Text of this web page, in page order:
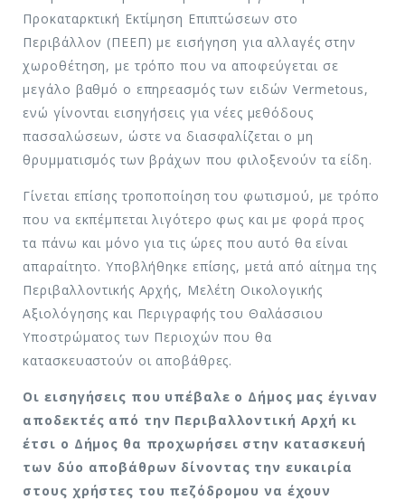
Προκαταρκτική Εκτίμηση Επιπτώσεων στο
Περιβάλλον (ΠΕΕΠ) με εισήγηση για αλλαγές στην
χωροθέτηση, με τρόπο που να αποφεύγεται σε
μεγάλο βαθμό ο επηρεασμός των ειδών Vermetous,
ενώ γίνονται εισηγήσεις για νέες μεθόδους
πασσαλώσεων, ώστε να διασφαλίζεται ο μη
θρυμματισμός των βράχων που φιλοξενούν τα είδη.
Γίνεται επίσης τροποποίηση του φωτισμού, με τρόπο
που να εκπέμπεται λιγότερο φως και με φορά προς
τα πάνω και μόνο για τις ώρες που αυτό θα είναι
απαραίτητο. Υποβλήθηκε επίσης, μετά από αίτημα της
Περιβαλλοντικής Αρχής, Μελέτη Οικολογικής
Αξιολόγησης και Περιγραφής του Θαλάσσιου
Υποστρώματος των Περιοχών που θα
κατασκευαστούν οι αποβάθρες.
Οι εισηγήσεις που υπέβαλε ο Δήμος μας έγιναν
αποδεκτές από την Περιβαλλοντική Αρχή κι
έτσι ο Δήμος θα προχωρήσει στην κατασκευή
των δύο αποβάθρων δίνοντας την ευκαιρία
στους χρήστες του πεζόδρομου να έχουν